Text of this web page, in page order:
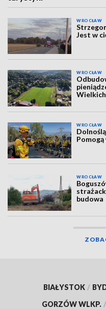
WROCŁAW
Jest w
WROCŁAW
WROCŁAW
WROCŁAW
budowa
BIAŁYSTOK /
GORZÓW WLKP. /